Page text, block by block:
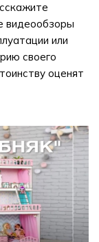
видеообзоры
или
своего
оценят